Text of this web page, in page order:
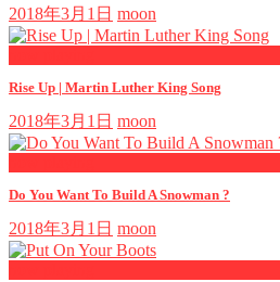
2018年3月1日 moon
Rise Up | Martin Luther King Song
2018年3月1日 moon
Do You Want To Build A Snowman ?
2018年3月1日 moon